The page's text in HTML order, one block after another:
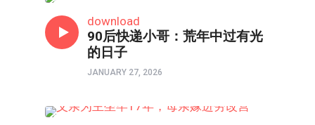
download
90后快递小哥：荒年中过有光
的日子
JANUARY 27, 2026